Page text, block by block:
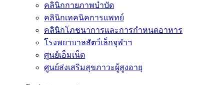
คลินิกกายภาพบำบัด
คลินิกเทคนิคการแพทย์
คลินิกโภชนาการและการกำหนดอาหาร
โรงพยาบาลสัตว์เล็กจุฬาฯ
ศูนย์เอ็มเน็ต
ศูนย์ส่งเสริมสุขภาวะผู้สูงอายุ